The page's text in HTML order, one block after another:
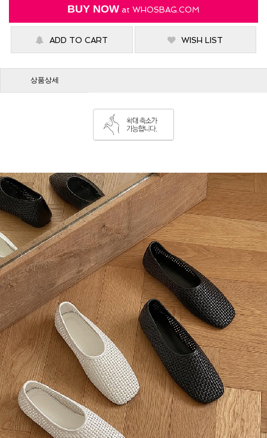
BUY NOW at WHOSBAG.COM
ADD TO CART WISH LIST
상품상세